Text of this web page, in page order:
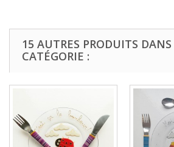
15 AUTRES PRODUITS
CATÉGORIE :